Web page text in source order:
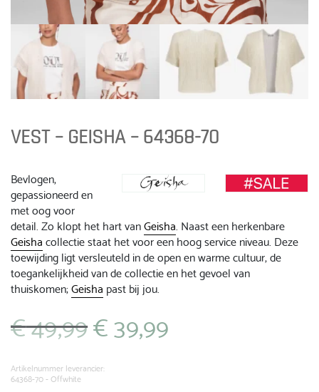
VEST – GEISHA – 64368-70
Bevlogen,
gepassioneerd en
met oog voor
detail. Zo klopt het hart vanGeisha. Naast een herkenbare
Geishacollectie staat het voor een hoog service niveau. Deze
toewijding ligt versleuteld in de open en warme cultuur, de
toegankelijkheid van de collectie en het gevoel van
thuiskomen;Geisha past bij jou.
€49,99 Oorspronkelijke
prijs
€ 49,99.
€39,99
Artikelnummer leverancier:
64368-70 - Offwhite